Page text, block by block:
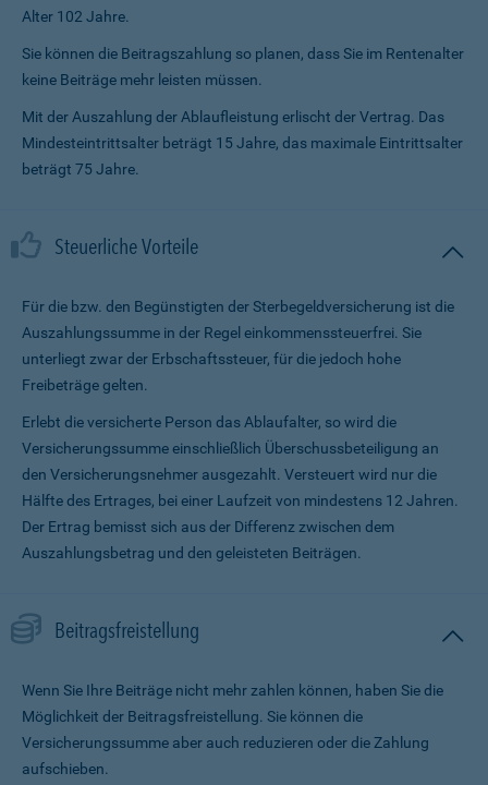
Alter 102 Jahre.
Sie können die Beitragszahlung so planen, dass Sie im Renten­alter
keine Beiträge mehr leisten müssen.
Mit der Auszahlung der Ablaufleistung erlischt der Vertrag. Das
Mindesteintrittsalter beträgt 15 Jahre, das maximale Eintrittsalter
beträgt 75 Jahre.
Steuerliche Vorteile
Für die bzw. den Begünstigten der Sterbegeldversicherung ist die
Auszahlungssumme in der Regel einkommenssteuerfrei. Sie
unterliegt zwar der Erbschaftssteuer, für die jedoch hohe
Freibeträge gelten.
Erlebt die versicherte Person das Ablaufalter, so wird die
Versicherungssumme ein­schließlich Überschussbeteiligung an
den Versicherungsnehmer ausgezahlt. Versteuert wird nur die
Hälfte des Ertrages, bei einer Laufzeit von mindestens 12 Jahren.
Der Ertrag bemisst sich aus der Differenz zwischen dem
Auszahlungsbetrag und den geleisteten Beiträgen.
Beitragsfreistellung
Wenn Sie Ihre Beiträge nicht mehr zahlen können, haben Sie die
Möglichkeit der Beitragsfreistellung. Sie können die
Versicherungssumme aber auch reduzieren oder die Zahlung
aufschieben.